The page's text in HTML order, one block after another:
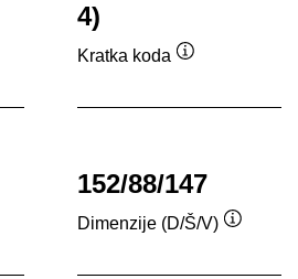
4)
Kratka koda
152/88/147
Dimenzije (D/Š/V)